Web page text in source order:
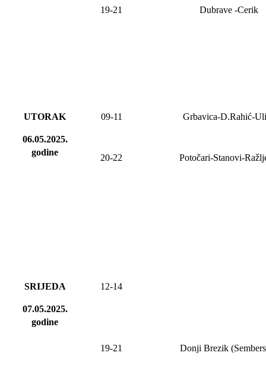
19-21 Dubrave-Cerik
UTORAK
06.05.2025.
godine
09-11 Grbavica-D.Rahić-
20-22 Potočari-Stanovi-
SRIJEDA
07.05.2025.
godine
12-14
19-21 Donji Brezik